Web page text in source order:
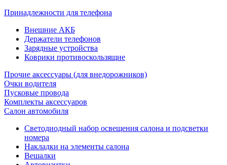
Принадлежности для телефона
Внешние АКБ
Держатели телефонов
Зарядные устройства
Коврики противоскользящие
Прочие аксессуары (для внедорожников)
Очки водителя
Пусковые провода
Комплекты аксессуаров
Салон автомобиля
Светодиодный набор освещения салона и подсветки
номера
Накладки на элементы салона
Вешалки